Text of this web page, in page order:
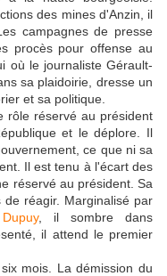
des mines d'Anzin, il
campagnes de presse
procès pour offense au
où le journaliste Gérault-
sa plaidoirie, dresse un
et sa politique.
rôle réservé au président
et le déplore. Il
ce que ni sa
Il est tenu à l'écart des
réservé au président. Sa
réagir. Marginalisé par
, il sombre dans
il attend le premier
mois. La démission du